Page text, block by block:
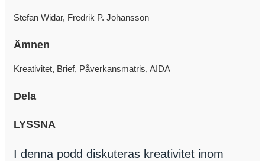
Stefan Widar, Fredrik P. Johansson
Ämnen
Kreativitet, Brief, Påverkansmatris, AIDA
Dela
LYSSNA
I denna podd diskuteras kreativitet inom